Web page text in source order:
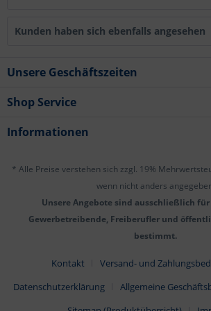
Kunden haben sich ebenfalls angesehen
Unsere Geschäftszeiten
Shop Service
Informationen
* Alle Preise verstehen sich zzgl. 19%
wenn nicht anders
Unsere Angebote sind ausschließlich
Gewerbetreibende, Freiberufler und
bestimmt.
Kontakt
Versand- und
Datenschutzerklärung
Allgemeine